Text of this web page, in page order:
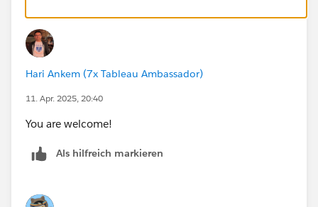
Hari Ankem (7x Tableau Ambassador)
11. Apr. 2025, 20:40
You are welcome!
Als hilfreich markieren